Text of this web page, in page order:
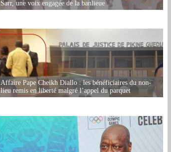
Sarr, une voix engagée de la banlieue
Affaire Pape Cheikh Diallo : les bénéficiaires du non-
lieu remis en liberté malgré l’appel du parquet